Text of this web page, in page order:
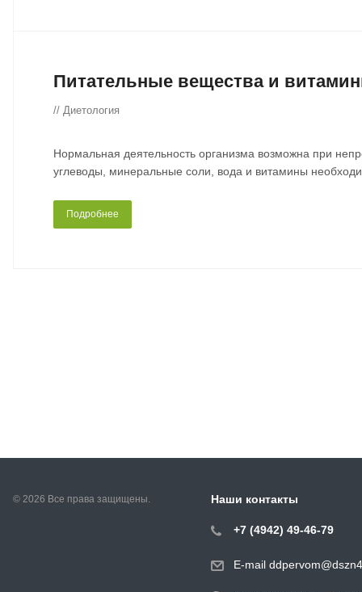
Питательные вещества и
// Диетология
Нормальная деятельность организма возможна при
углеводы, минеральные соли, вода и витамины
Подробнее
© 2026 Все права защищены. Наши контакты
+7 (4942) 49-46-79
E-mail